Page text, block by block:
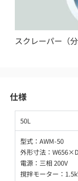
スクレーパー（
仕様
50L
型式：AWM-50
外形寸法：
電源：三相 200V
撹拌モーター：